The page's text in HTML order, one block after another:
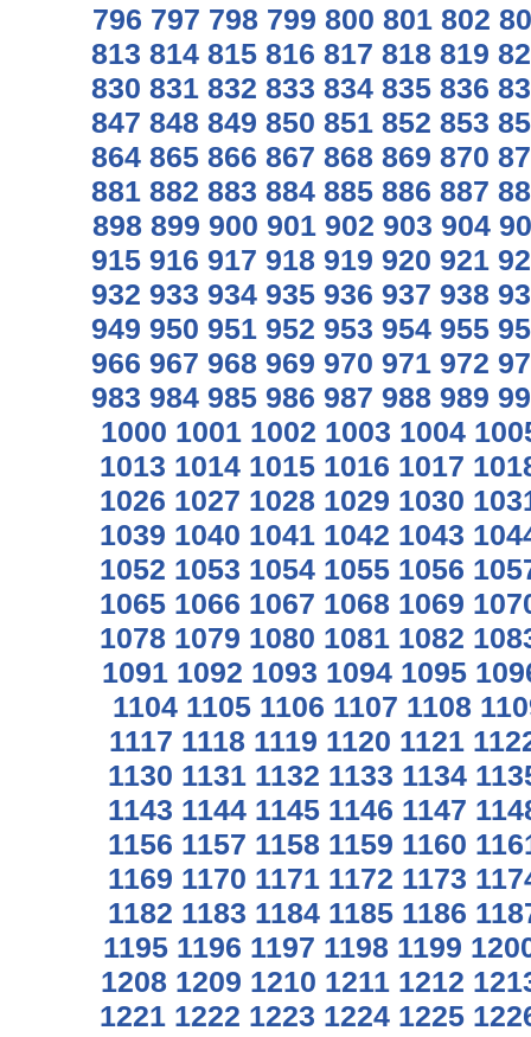
796 797 798 799 800 801 802
813 814 815 816 817 818 819
830 831 832 833 834 835 836
847 848 849 850 851 852 853
864 865 866 867 868 869 870
881 882 883 884 885 886 887
898 899 900 901 902 903 904
915 916 917 918 919 920 921
932 933 934 935 936 937 938
949 950 951 952 953 954 955
966 967 968 969 970 971 972
983 984 985 986 987 988 989
1000 1001 1002 1003 1004
1013 1014 1015 1016 1017
1026 1027 1028 1029 1030
1039 1040 1041 1042 1043
1052 1053 1054 1055 1056
1065 1066 1067 1068 1069
1078 1079 1080 1081 1082
1091 1092 1093 1094 1095
1104 1105 1106 1107 1108
1117 1118 1119 1120 1121
1130 1131 1132 1133 1134
1143 1144 1145 1146 1147
1156 1157 1158 1159 1160
1169 1170 1171 1172 1173
1182 1183 1184 1185 1186
1195 1196 1197 1198 1199
1208 1209 1210 1211 1212
1221 1222 1223 1224 1225